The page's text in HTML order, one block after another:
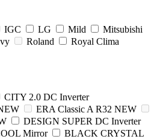
IGC LG Mild
Mitsubishi
Roland
Royal Clima
CITY 2.0 DC Inverter
ERA Classic A R32 NEW
DESIGN SUPER DC Inverter
Mirror
BLACK CRYSTAL